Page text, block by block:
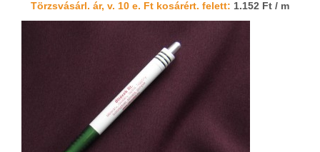
Törzsvásárl. ár, v. 10 e. Ft kosárért. felett: 1.152 Ft / m